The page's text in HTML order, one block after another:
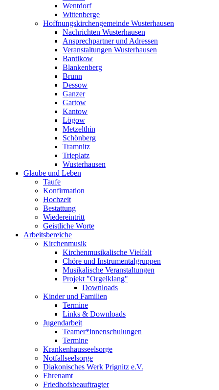
Wentdorf
Wittenberge
Hoffnungskirchengemeinde Wusterhausen
Nachrichten Wusterhausen
Ansprechpartner und Adressen
Veranstaltungen Wusterhausen
Bantikow
Blankenberg
Brunn
Dessow
Ganzer
Gartow
Kantow
Lögow
Metzelthin
Schönberg
Tramnitz
Trieplatz
Wusterhausen
Glaube und Leben
Taufe
Konfirmation
Hochzeit
Bestattung
Wiedereintritt
Geistliche Worte
Arbeitsbereiche
Kirchenmusik
Kirchenmusikalische Vielfalt
Chöre und Instrumentalgruppen
Musikalische Veranstaltungen
Projekt "Orgelklang"
Downloads
Kinder und Familien
Termine
Links & Downloads
Jugendarbeit
Teamer*innenschulungen
Termine
Krankenhausseelsorge
Notfallseelsorge
Diakonisches Werk Prignitz e.V.
Ehrenamt
Friedhofsbeauftragter